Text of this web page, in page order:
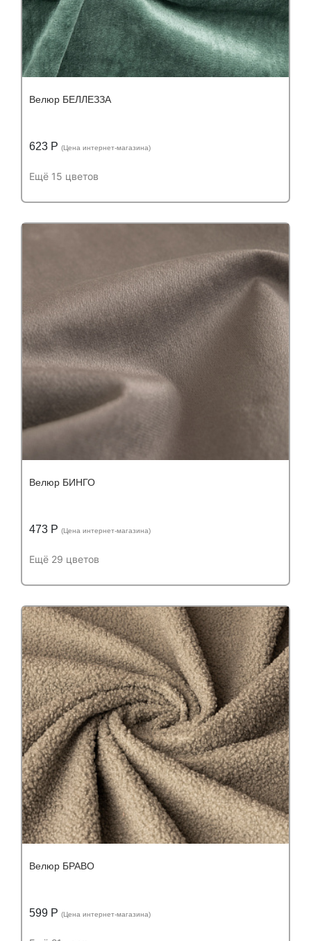
Велюр БЕЛЛЕЗЗА
623 Р (Цена интернет-магазина)
Ещё 15 цветов
Устойчивость к истиранию:более 40 000
полиэстер (PES) 100%
Велюр БИНГО
473 Р (Цена интернет-магазина)
Ещё 29 цветов
Устойчивость к истиранию:
Состав:
Устойчивость к истиранию:более 25 000
циклов
Состав:полиэстер (PES) 100%
Велюр БРАВО
599 Р (Цена интернет-магазина)